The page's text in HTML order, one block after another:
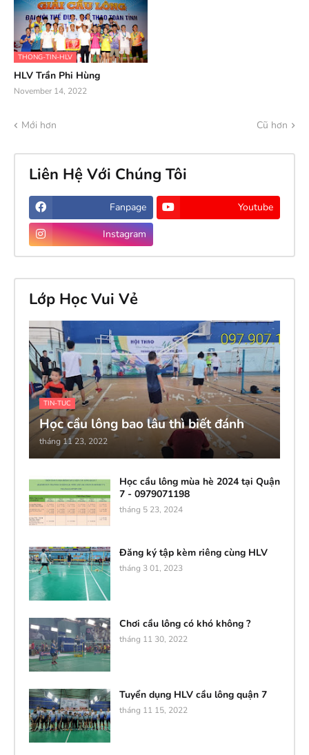
THONG-TIN-HLV
HLV Trần Phi Hùng
November 14, 2022
Mới hơn Cũ hơn
Liên Hệ Với Chúng Tôi
Fanpage Youtube
Instagram
Lớp Học Vui Vẻ
TIN-TUC
Học cầu lông bao lâu thì biết đánh
tháng 11 23, 2022
Học cầu lông mùa hè 2024 tại Quận
7 - 0979071198
tháng 5 23, 2024
Đăng ký tập kèm riêng cùng HLV
tháng 3 01, 2023
Chơi cầu lông có khó không ?
tháng 11 30, 2022
Tuyển dụng HLV cầu lông quận 7
tháng 11 15, 2022